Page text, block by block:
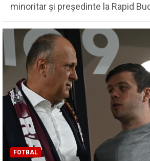
minoritar și președinte la Rapid
FOTBAL